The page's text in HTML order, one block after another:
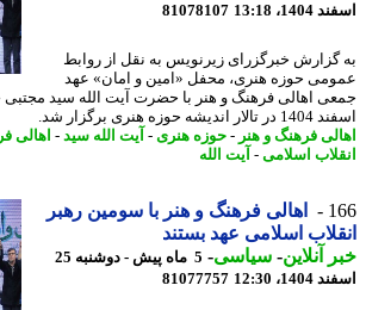
13:18
81078107
خبرگزرای زیرنویس به نقل از روابط
حوزه هنری، محفل «امین و امان» عهد
حوزه هنری برگزار شد.
فرهنگ و هنر-حوزه هنری- آیت الله سید -اهالی فرهنگ
اسلامی-آیت الله
اهالی فرهنگ و هنر با سومین رهبر
اسلامی عهد بستند
آنلاین-سیاسی-
5 ماه پیش - دوشنبه 25
12:30
81077757